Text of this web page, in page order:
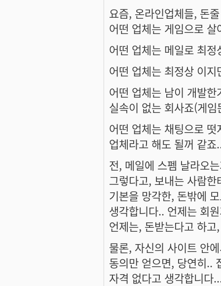
요즘, 온라인업체들, 돈
어떤 업체는 게임으로
어떤 업체는 메일로 최
어떤 업체는 최정상 이
어떤 업체는 남이 개발
실속이 없는 회사죠(게
어떤 업체는 채팅으로
업체라고 해도 될꺼 같죠
전, 메일에 스펨 날라오
그렇다고, 보내는 사람
기본을 망각한, 돈밖에
생각합니다.. 언제는 회
언제는, 돈받는다고 하고,
물론, 자신의 사이트 안
동의만 얻으면, 당연히..
자격 없다고 생각합니다